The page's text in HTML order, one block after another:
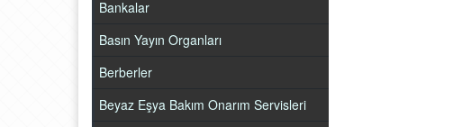
Bankalar
Basın Yayın Organları
Berberler
Beyaz Eşya Bakım Onarım Servisleri